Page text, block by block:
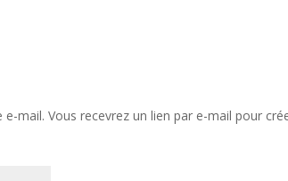
mail. Vous recevrez un lien par e-mail pour